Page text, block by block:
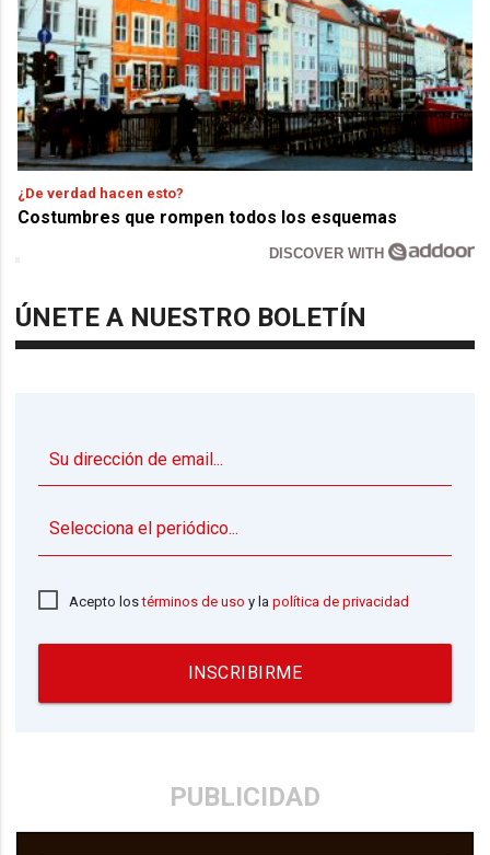
¿De verdad hacen esto?
Costumbres que rompen todos los esquemas
DISCOVER WITH
ÚNETE A NUESTRO BOLETÍN
Acepto lostérminos de uso y lapolítica de privacidad
INSCRIBIRME
PUBLICIDAD